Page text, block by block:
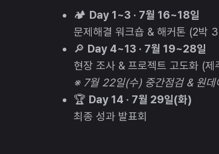
🏕️ Day 1~3 · 7월 16~18일
문제해결 워크숍 & 해커톤 (2박
🔎 Day 4~13 · 7월 19~28일
현장 조사 & 프로젝트 고도화 (제
※ 7월 22일(수) 중간점검 & 원데
🏆 Day 14 · 7월 29일(화)
최종 성과 발표회